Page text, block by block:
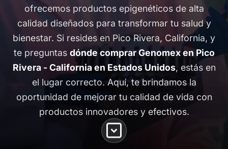
ofrecemos productos epigenéticos de alta
calidad diseñados para transformar tu salud y
bienestar. Si resides en Pico Rivera, California, y
te preguntas dónde comprar Genomex en Pico
Rivera - California en Estados Unidos, estás en
el lugar correcto. Aquí, te brindamos la
oportunidad de mejorar tu calidad de vida con
productos innovadores y efectivos.